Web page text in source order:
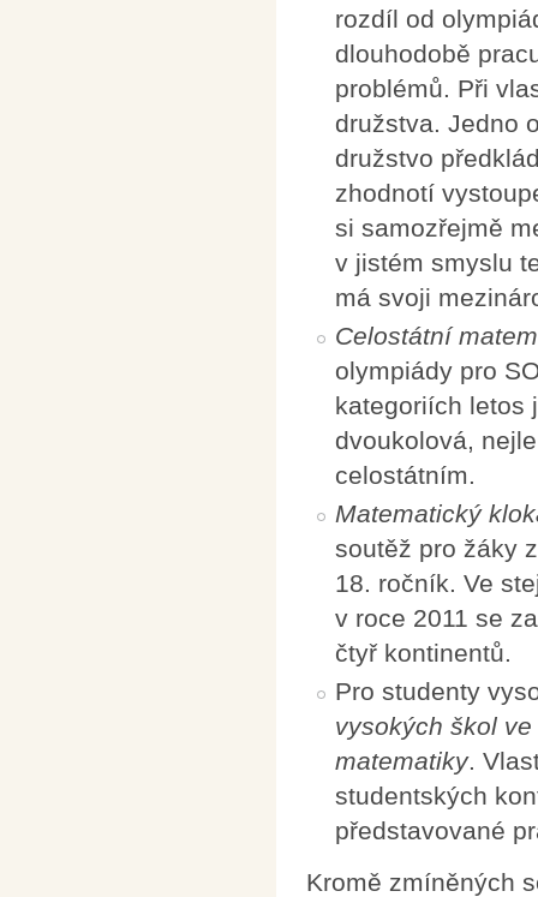
rozdíl od
dlouhodobě
problémů. Při
družstva. Jedno
družstvo
zhodnotí
si samozřejmě
v jistém smyslu
má svoji
Celostátní
olympiády pro
kategoriích letos
dvoukolová,
celostátním.
Matematický
soutěž pro žáky
18. ročník. Ve
v roce 2011 se
čtyř kontinentů.
Pro studenty
vysokých škol
matematiky.
studentských
představované
Kromě zmíněných